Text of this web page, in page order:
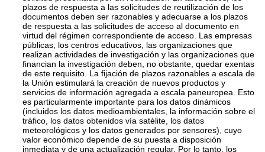
plazos de respuesta a las solicitudes de reutilización de los
documentos deben ser razonables y adecuarse a los plazos
de respuesta a las solicitudes de acceso al documento en
virtud del régimen correspondiente de acceso. Las empresas
públicas, los centros educativos, las organizaciones que
realizan actividades de investigación y las organizaciones que
financian la investigación deben, no obstante, quedar exentas
de este requisito. La fijación de plazos razonables a escala de
la Unión estimulará la creación de nuevos productos y
servicios de información agregada a escala paneuropea. Esto
es particularmente importante para los datos dinámicos
(incluidos los datos medioambientales, la información sobre el
tráfico, los datos obtenidos vía satélite, los datos
meteorológicos y los datos generados por sensores), cuyo
valor económico depende de su puesta a disposición
inmediata y de una actualización regular. Por lo tanto, los